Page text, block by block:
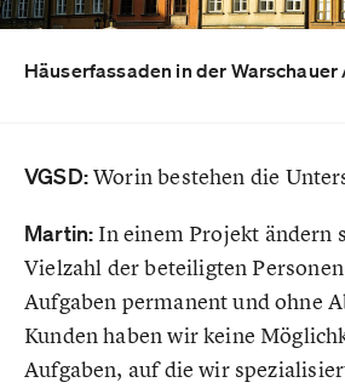
Häuserfassaden in der Warschauer
VGSD:Worin bestehen die
Martin: In einem Projekt ändern
Vielzahl der beteiligten
Aufgaben permanent und ohne
Kunden haben wir keine
Aufgaben, auf die wir